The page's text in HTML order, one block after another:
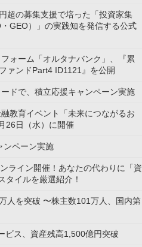
超の募集支援で培った「投資家集
GEO）」の実践知を発信する公式
ォーム「オルタナバンク」、『累
ァンドPart4 ID1121』を公開
ドで、積立応援キャンペーン実施
教育イベント「未来につながるお
26日（水）に開催
ンペーン実施
ライン開催！あなたの代わりに「資
タイルを厳選紹介！
人を突破 〜株主数101万人、国内第
ビス、資産残高1,500億円突破